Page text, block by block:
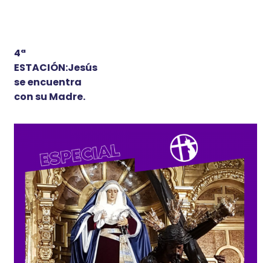
4ª
ESTACIÓN:Jesús
se encuentra
con su Madre.